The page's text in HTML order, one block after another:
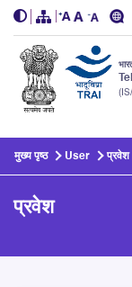
मुख्य पृष्ठ User प्रवेश
प्रवेश